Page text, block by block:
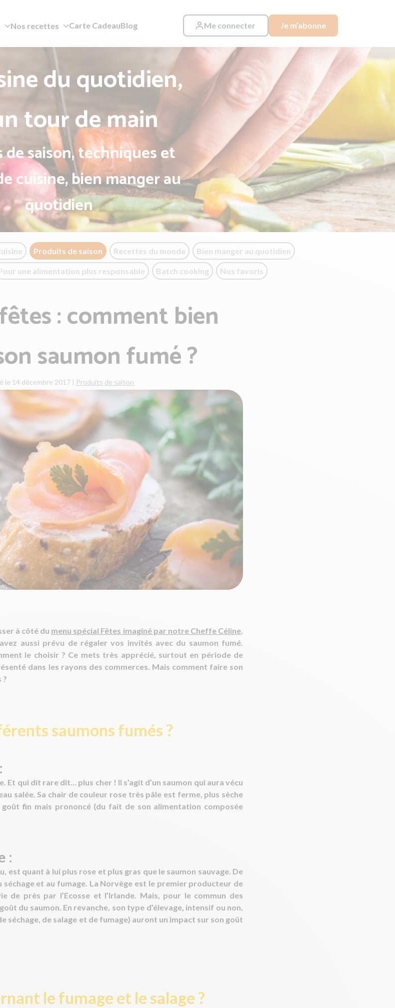
Nos recettes Carte CadeauBlog Me connecter Je m’abonne
du quotidien,
tour de main
saison, techniques et
cuisine, bien manger au
quotidien
Produits de saison Recettes du monde Bien manger au quotidien
une alimentation plus responsable Batch cooking Nos favoris
: comment bien
saumon fumé ?
le 14 décembre 2017 | Produits de saison
à côté du menu spécial Fêtes imaginé par notre Cheffe Céline.
aussi prévu de régaler vos invités avec du saumon fumé.
le choisir ? Ce mets très apprécié, surtout en période de
dans les rayons des commerces. Mais comment faire son
?
saumons fumés ?
Et qui dit rare dit… plus cher ! Il s’agit d’un saumon qui aura vécu
salée. Sa chair de couleur rose très pâle est ferme, plus sèche
goût fin mais prononcé (du fait de son alimentation composée
:
est quant à lui plus rose et plus gras que le saumon sauvage. De
séchage et au fumage. La Norvège est le premier producteur de
de près par l’Ecosse et l’Irlande. Mais, pour le commun des
du saumon. En revanche, son type d’élevage, intensif ou non,
séchage, de salage et de fumage) auront un impact sur son goût
le fumage et le salage ?